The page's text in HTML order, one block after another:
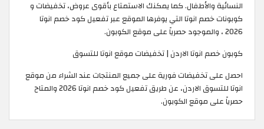
النسائية والأطفال. كما يمكنك الاستمتاع بأقوى عروض، تخفيضات و
كوبونات خصم انوتا التي يوفرها الموقع عبر تفعيل كود خصم انوتا
2026 ، والموجود حصرياً على موقع الكوبون.
كوبون خصم انوتا الاردن | تخفيضات موقع انوتا للتسوق
احصل على تخفيضات فورية على جميع المنتجات عند الشراء من موقع
انوتا للتسوق الاردن، عن طريق تفعيل كود خصم انوتا 2026 والمتاح
حصرياً على موقع الكوبون.